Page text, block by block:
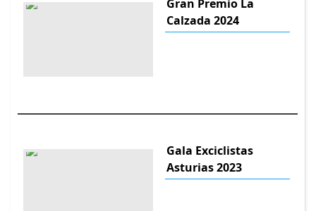
Gran Premio La
Calzada 2024
Gala Exciclistas
Asturias 2023